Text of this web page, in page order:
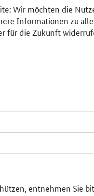
Wir möchten die
Informationen zu
für die Zukunft
entnehmen Sie